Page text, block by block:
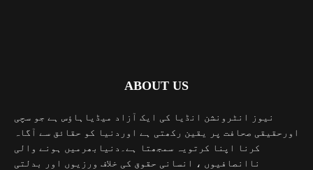
ABOUT US
نیوز انٹرونشن انڈیا کی ایک آزاد میڈیاہاؤس ہے جو سچی
اورحقیقی صحافت پر یقین رکھتی ہے اوردنیا کو حقائق سے آگاہ
کرنا اپنا کرتویہ سمجھتا ہے۔دنیابھرمیں ہونے والی
ناانصافیوں ، انسانی حقوق کی خلاف ورزیوں اور بدلتی